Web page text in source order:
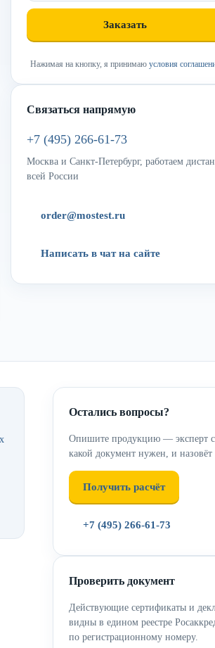
Нажимая на кнопку, я принимаю условия
Связаться напрямую
+7 (495) 266-61-73
Москва и Санкт-Петербург, работаем
всей России
order@mostest.ru
Написать в чат на сайте
Остались вопросы?
Опишите продукцию — эксперт
какой документ нужен, и назовёт
Получить расчёт
+7 (495) 266-61-73
Проверить документ
Действующие сертификаты и
видны в едином реестре
по регистрационному номеру.